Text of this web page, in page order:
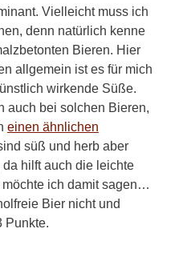
Vielleicht muss ich
denn natürlich kenne
Bieren. Hier
allgemein ist es für mich
wirkende Süße.
auch bei solchen Bieren,
einen ähnlichen
süß und herb aber
hilft auch die leichte
möchte ich damit sagen…
Bier nicht und
Punkte.